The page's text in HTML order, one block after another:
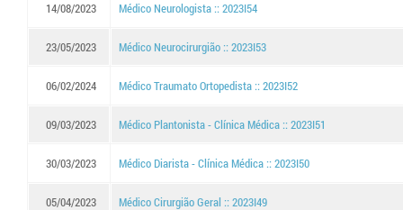
14/08/2023 Médico Neurologista :: 2023I54
23/05/2023 Médico Neurocirurgião :: 2023I53
06/02/2024 Médico Traumato Ortopedista :: 2023I52
09/03/2023 Médico Plantonista - Clínica Médica :: 2023I51
30/03/2023 Médico Diarista - Clínica Médica :: 2023I50
05/04/2023 Médico Cirurgião Geral :: 2023I49